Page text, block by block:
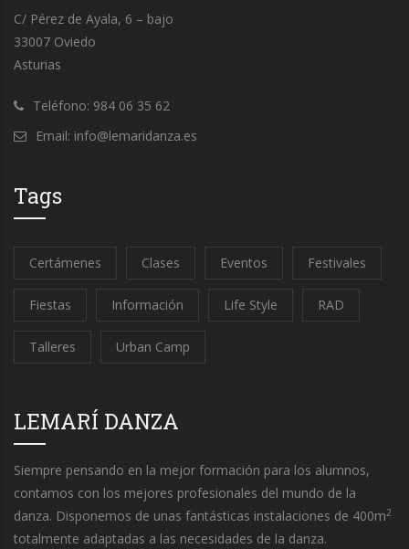
C/ Pérez de Ayala, 6 – bajo
33007 Oviedo
Asturias
Teléfono: 984 06 35 62
Email: info@lemaridanza.es
Tags
Certámenes Clases Eventos Festivales
Fiestas Información Life Style RAD
Talleres Urban Camp
LEMARÍ DANZA
Siempre pensando en la mejor formación para los alumnos,
contamos con los mejores profesionales del mundo de la
danza. Disponemos de unas fantásticas instalaciones de 400m2
totalmente adaptadas a las necesidades de la danza.